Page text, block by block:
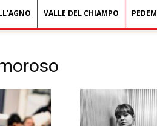
VALLE DEL CHIAMPO